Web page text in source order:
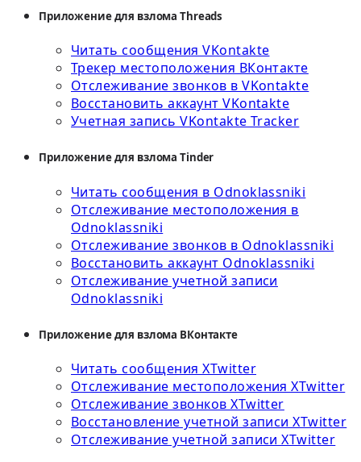
Приложение для взлома Threads
Читать сообщения VKontakte
Трекер местоположения ВКонтакте
Отслеживание звонков в VKontakte
Восстановить аккаунт VKontakte
Учетная запись VKontakte Tracker
Приложение для взлома Tinder
Читать сообщения в Odnoklassniki
Отслеживание местоположения в
Odnoklassniki
Отслеживание звонков в Odnoklassniki
Восстановить аккаунт Odnoklassniki
Отслеживание учетной записи
Odnoklassniki
Приложение для взлома ВКонтакте
Читать сообщения XTwitter
Отслеживание местоположения XTwitter
Отслеживание звонков XTwitter
Восстановление учетной записи XTwitter
Отслеживание учетной записи XTwitter